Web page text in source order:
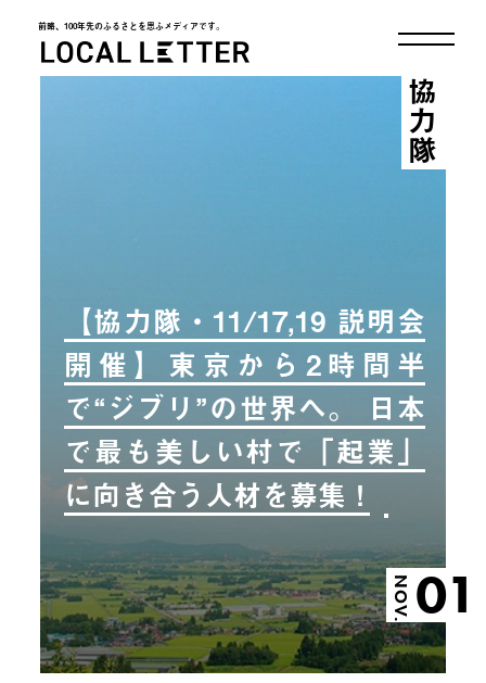
前略、100年先のふるさとを思ふメディアです。
LOCAL LETTER
【協力隊・11/17,19 説明会
開催】東京から2時間半
で“ジブリ”の世界へ。 日本
で最も美しい村で「起業」
に向き合う人材を募集！
NOV. 01
協力隊